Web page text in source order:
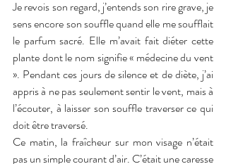
Je revois son regard, j’entends son rire grave, je
sens encore son souffle quand elle me soufflait
le parfum sacré. Elle m’avait fait diéter cette
plante dont le nom signifie « médecine du vent
». Pendant ces jours de silence et de diète, j’ai
appris à ne pas seulement sentir le vent, mais à
l’écouter, à laisser son souffle traverser ce qui
doit être traversé.
Ce matin, la fraîcheur sur mon visage n’était
pas un simple courant d’air. C’était une caresse